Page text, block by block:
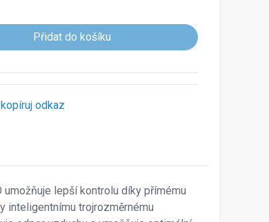
kopíruj odkaz
lepší kontrolu díky přímému
inteligentnímu trojrozměrnému